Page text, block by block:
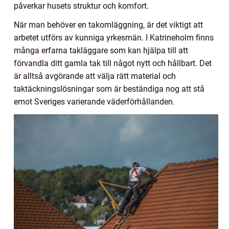
påverkar husets struktur och komfort.
När man behöver en takomläggning, är det viktigt att
arbetet utförs av kunniga yrkesmän. I Katrineholm finns
många erfarna takläggare som kan hjälpa till att
förvandla ditt gamla tak till något nytt och hållbart. Det
är alltså avgörande att välja rätt material och
taktäckningslösningar som är beständiga nog att stå
emot Sveriges varierande väderförhållanden.